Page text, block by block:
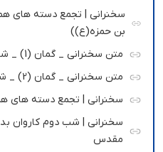
سخنرانی | تجمع دسته های
بن حمزه(ع))
متن سخنرانی _ گمان (1) _ شب اول محرم 1405
متن سخنرانی _ گمان (2) _ شب دوم محرم 1405
سخنرانی | تجمع دسته های
سخنرانی | شب دوم کاروان
مقدس